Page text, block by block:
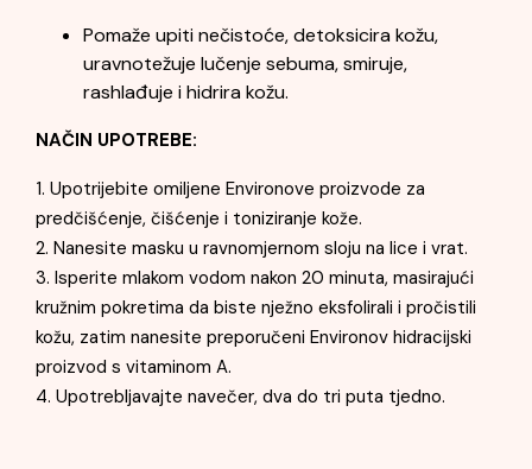
Pomaže upiti nečistoće, detoksicira kožu,
uravnotežuje lučenje sebuma, smiruje,
rashlađuje i hidrira kožu.
NAČIN UPOTREBE:
1. Upotrijebite omiljene Environove proizvode za
predčišćenje, čišćenje i toniziranje kože.
2. Nanesite masku u ravnomjernom sloju na lice i vrat.
3. Isperite mlakom vodom nakon 20 minuta, masirajući
kružnim pokretima da biste nježno eksfolirali i pročistili
kožu, zatim nanesite preporučeni Environov hidracijski
proizvod s vitaminom A.
4. Upotrebljavajte navečer, dva do tri puta tjedno.